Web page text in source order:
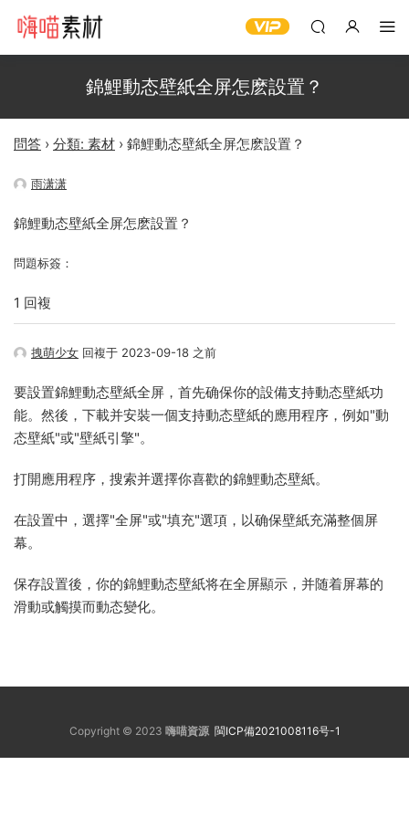
錦鯉動态壁紙全屏怎麽設置？
問答 › 分類: 素材 › 錦鯉動态壁紙全屏怎麽設置？
雨潇潇
錦鯉動态壁紙全屏怎麽設置？
問題标簽：
1 回複
拽萌少女 回複于 2023-09-18 之前
要設置錦鯉動态壁紙全屏，首先确保你的設備支持動态壁紙功
能。然後，下載并安裝一個支持動态壁紙的應用程序，例如"動
态壁紙"或"壁紙引擎"。
打開應用程序，搜索并選擇你喜歡的錦鯉動态壁紙。
在設置中，選擇"全屏"或"填充"選項，以确保壁紙充滿整個屏
幕。
保存設置後，你的錦鯉動态壁紙将在全屏顯示，并随着屏幕的
滑動或觸摸而動态變化。
Copyright © 2023 嗨喵資源 閩ICP備2021008116号-1